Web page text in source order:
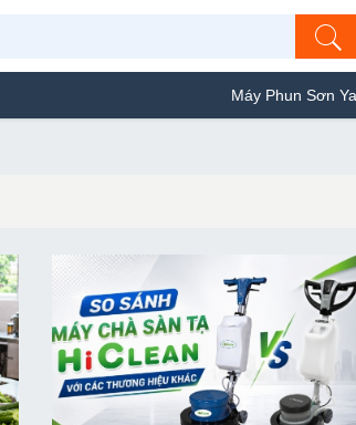
Máy Phun Sơn Yamafuji